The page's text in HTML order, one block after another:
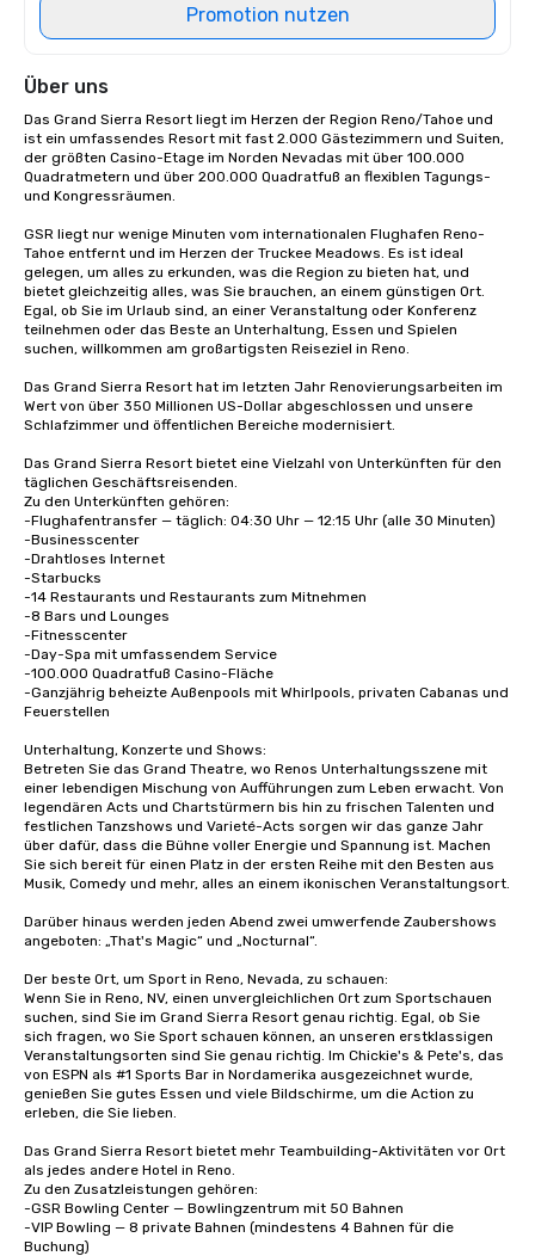
Promotion nutzen
Über uns
Das Grand Sierra Resort liegt im Herzen der Region Reno/Tahoe und
ist ein umfassendes Resort mit fast 2.000 Gästezimmern und Suiten,
der größten Casino-Etage im Norden Nevadas mit über 100.000
Quadratmetern und über 200.000 Quadratfuß an flexiblen Tagungs-
und Kongressräumen.
GSR liegt nur wenige Minuten vom internationalen Flughafen Reno-
Tahoe entfernt und im Herzen der Truckee Meadows. Es ist ideal
gelegen, um alles zu erkunden, was die Region zu bieten hat, und
bietet gleichzeitig alles, was Sie brauchen, an einem günstigen Ort.
Egal, ob Sie im Urlaub sind, an einer Veranstaltung oder Konferenz
teilnehmen oder das Beste an Unterhaltung, Essen und Spielen
suchen, willkommen am großartigsten Reiseziel in Reno.
Das Grand Sierra Resort hat im letzten Jahr Renovierungsarbeiten im
Wert von über 350 Millionen US-Dollar abgeschlossen und unsere
Schlafzimmer und öffentlichen Bereiche modernisiert.
Das Grand Sierra Resort bietet eine Vielzahl von Unterkünften für den
täglichen Geschäftsreisenden.
Zu den Unterkünften gehören:
-Flughafentransfer — täglich: 04:30 Uhr — 12:15 Uhr (alle 30 Minuten)
-Businesscenter
-Drahtloses Internet
-Starbucks
-14 Restaurants und Restaurants zum Mitnehmen
-8 Bars und Lounges
-Fitnesscenter
-Day-Spa mit umfassendem Service
-100.000 Quadratfuß Casino-Fläche
-Ganzjährig beheizte Außenpools mit Whirlpools, privaten Cabanas und
Feuerstellen
Unterhaltung, Konzerte und Shows:
Betreten Sie das Grand Theatre, wo Renos Unterhaltungsszene mit
einer lebendigen Mischung von Aufführungen zum Leben erwacht. Von
legendären Acts und Chartstürmern bis hin zu frischen Talenten und
festlichen Tanzshows und Varieté-Acts sorgen wir das ganze Jahr
über dafür, dass die Bühne voller Energie und Spannung ist. Machen
Sie sich bereit für einen Platz in der ersten Reihe mit den Besten aus
Musik, Comedy und mehr, alles an einem ikonischen Veranstaltungsort.
Darüber hinaus werden jeden Abend zwei umwerfende Zaubershows
angeboten: „That's Magic“ und „Nocturnal“.
Der beste Ort, um Sport in Reno, Nevada, zu schauen:
Wenn Sie in Reno, NV, einen unvergleichlichen Ort zum Sportschauen
suchen, sind Sie im Grand Sierra Resort genau richtig. Egal, ob Sie
sich fragen, wo Sie Sport schauen können, an unseren erstklassigen
Veranstaltungsorten sind Sie genau richtig. Im Chickie's & Pete's, das
von ESPN als #1 Sports Bar in Nordamerika ausgezeichnet wurde,
genießen Sie gutes Essen und viele Bildschirme, um die Action zu
erleben, die Sie lieben.
Das Grand Sierra Resort bietet mehr Teambuilding-Aktivitäten vor Ort
als jedes andere Hotel in Reno.
Zu den Zusatzleistungen gehören:
-GSR Bowling Center — Bowlingzentrum mit 50 Bahnen
-VIP Bowling — 8 private Bahnen (mindestens 4 Bahnen für die
Buchung)